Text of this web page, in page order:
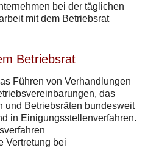
bei der täglichen
mit dem Betriebsrat
Betriebsrat
Führen von Verhandlungen
das
und Betriebsräten bundesweit
in Einigungsstellenverfahren.
Vertretung bei